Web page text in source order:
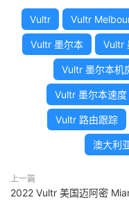
湖
北
移
5 5 0%
5 5 0%
湖
Vultr Vultr
Vultr 墨尔本 Vultr
Vultr 墨尔本机
Vultr 墨尔本速度
Vultr 路由跟踪
澳大利
上一篇
2022 Vultr 美国迈阿密